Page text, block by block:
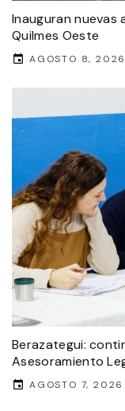
Inauguran nuevas
Quilmes Oeste
AGOSTO 8, 2026
Berazategui:
Asesoramiento
AGOSTO 7, 2026